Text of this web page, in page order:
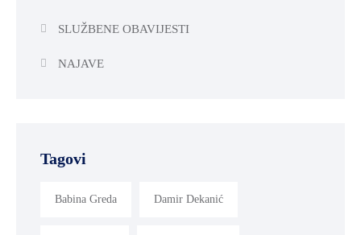
SLUŽBENE OBAVIJESTI
NAJAVE
Tagovi
Babina Greda Damir Dekanić